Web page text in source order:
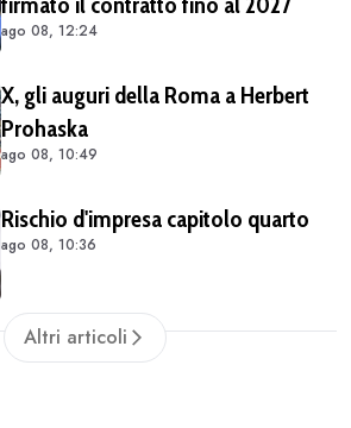
ago 08, 12:24
X, gli auguri della Roma a Herbert
Prohaska
ago 08, 10:49
Rischio d'impresa capitolo quarto
ago 08, 10:36
Altri articoli